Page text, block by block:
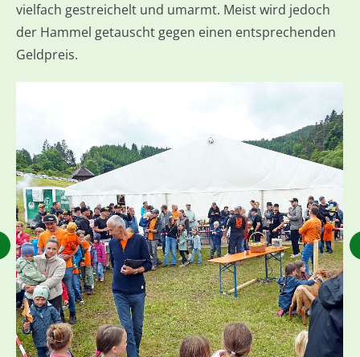
vielfach gestreichelt und umarmt. Meist wird jedoch
der Hammel getauscht gegen einen entsprechenden
Geldpreis.